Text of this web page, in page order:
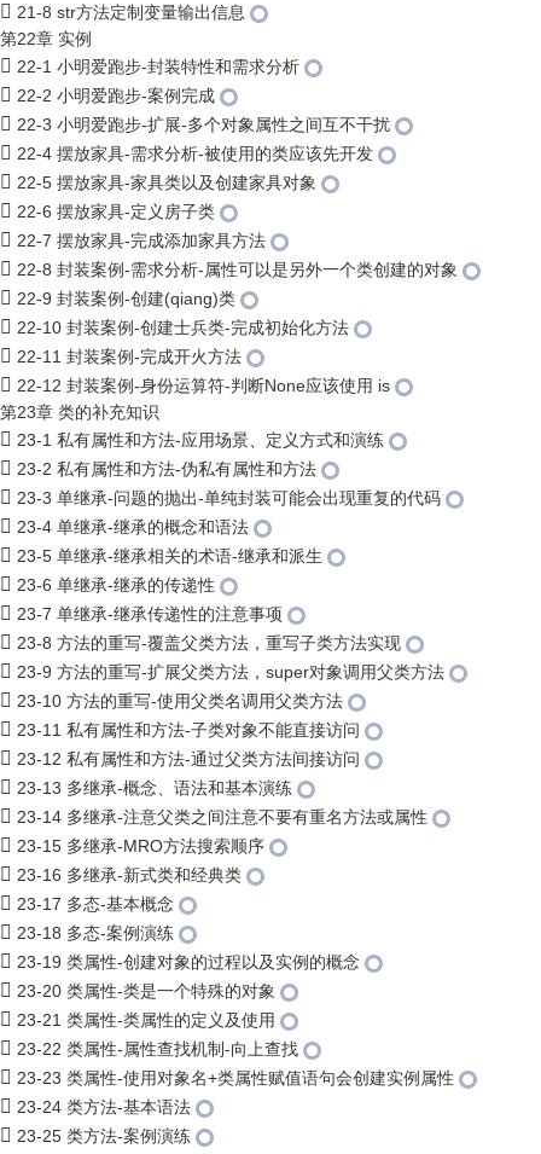
21-8 str方法定制变量输出信息
第22章 实例
22-1 小明爱跑步-封装特性和需求分析
22-2 小明爱跑步-案例完成
22-3 小明爱跑步-扩展-多个对象属性之间互不干扰
22-4 摆放家具-需求分析-被使用的类应该先开发
22-5 摆放家具-家具类以及创建家具对象
22-6 摆放家具-定义房子类
22-7 摆放家具-完成添加家具方法
22-8 封装案例-需求分析-属性可以是另外一个类创建的对象
22-9 封装案例-创建(qiang)类
22-10 封装案例-创建士兵类-完成初始化方法
22-11 封装案例-完成开火方法
22-12 封装案例-身份运算符-判断None应该使用 is
第23章 类的补充知识
23-1 私有属性和方法-应用场景、定义方式和演练
23-2 私有属性和方法-伪私有属性和方法
23-3 单继承-问题的抛出-单纯封装可能会出现重复的代码
23-4 单继承-继承的概念和语法
23-5 单继承-继承相关的术语-继承和派生
23-6 单继承-继承的传递性
23-7 单继承-继承传递性的注意事项
23-8 方法的重写-覆盖父类方法，重写子类方法实现
23-9 方法的重写-扩展父类方法，super对象调用父类方法
23-10 方法的重写-使用父类名调用父类方法
23-11 私有属性和方法-子类对象不能直接访问
23-12 私有属性和方法-通过父类方法间接访问
23-13 多继承-概念、语法和基本演练
23-14 多继承-注意父类之间注意不要有重名方法或属性
23-15 多继承-MRO方法搜索顺序
23-16 多继承-新式类和经典类
23-17 多态-基本概念
23-18 多态-案例演练
23-19 类属性-创建对象的过程以及实例的概念
23-20 类属性-类是一个特殊的对象
23-21 类属性-类属性的定义及使用
23-22 类属性-属性查找机制-向上查找
23-23 类属性-使用对象名+类属性赋值语句会创建实例属性
23-24 类方法-基本语法
23-25 类方法-案例演练